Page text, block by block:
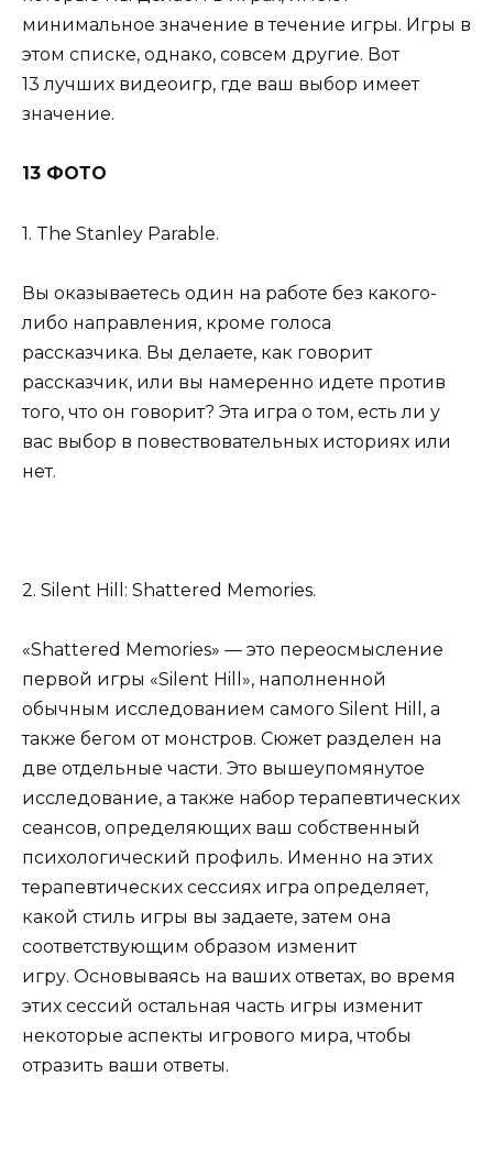
минимальное значение в течение игры. Игры в
этом списке, однако, совсем другие. Вот
13 лучших видеоигр, где ваш выбор имеет
значение.
13 ФОТО
1. The Stanley Parable.
Вы оказываетесь один на работе без какого-
либо направления, кроме голоса
рассказчика. Вы делаете, как говорит
рассказчик, или вы намеренно идете против
того, что он говорит? Эта игра о том, есть ли у
вас выбор в повествовательных историях или
нет.
2. Silent Hill: Shattered Memories.
«Shattered Memories» — это переосмысление
первой игры «Silent Hill», наполненной
обычным исследованием самого Silent Hill, а
также бегом от монстров. Сюжет разделен на
две отдельные части. Это вышеупомянутое
исследование, а также набор терапевтических
сеансов, определяющих ваш собственный
психологический профиль. Именно на этих
терапевтических сессиях игра определяет,
какой стиль игры вы задаете, затем она
соответствующим образом изменит
игру. Основываясь на ваших ответах, во время
этих сессий остальная часть игры изменит
некоторые аспекты игрового мира, чтобы
отразить ваши ответы.